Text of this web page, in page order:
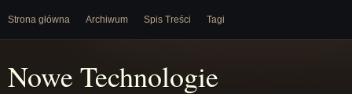
Strona główna Archiwum Spis Treści Tagi
Nowe Technologie